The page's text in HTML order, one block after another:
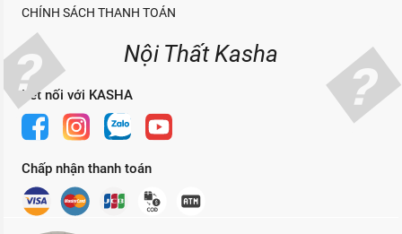
CHÍNH SÁCH THANH TOÁN
Nội Thất Kasha
Kết nối với KASHA
Chấp nhận thanh toán